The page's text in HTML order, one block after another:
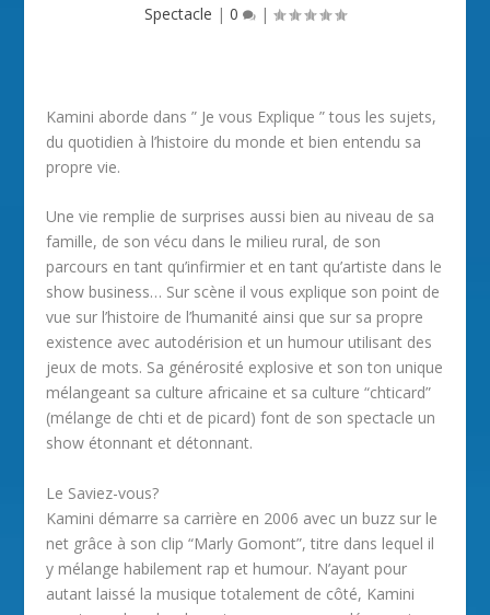
Spectacle | 0 |
Kamini aborde dans ” Je vous Explique ” tous les sujets,
du quotidien à l’histoire du monde et bien entendu sa
propre vie.
Une vie remplie de surprises aussi bien au niveau de sa
famille, de son vécu dans le milieu rural, de son
parcours en tant qu’infirmier et en tant qu’artiste dans le
show business… Sur scène il vous explique son point de
vue sur l’histoire de l’humanité ainsi que sur sa propre
existence avec autodérision et un humour utilisant des
jeux de mots. Sa générosité explosive et son ton unique
mélangeant sa culture africaine et sa culture “chticard”
(mélange de chti et de picard) font de son spectacle un
show étonnant et détonnant.
Le Saviez-vous?
Kamini démarre sa carrière en 2006 avec un buzz sur le
net grâce à son clip “Marly Gomont”, titre dans lequel il
y mélange habilement rap et humour. N’ayant pour
autant laissé la musique totalement de côté, Kamini